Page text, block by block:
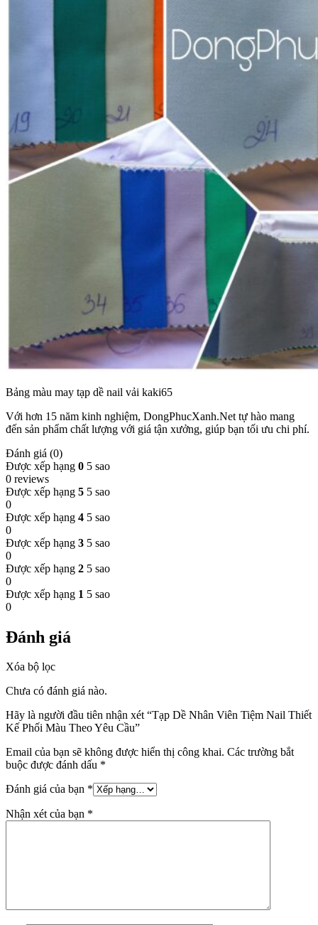
Bảng màu may tạp dề nail vải kaki65
Với hơn 15 năm kinh nghiệm, DongPhucXanh.Net tự hào mang
đến sản phẩm chất lượng với giá tận xưởng, giúp bạn tối ưu chi phí.
Đánh giá (0)
Được xếp hạng 0 5 sao
0 reviews
Được xếp hạng 5 5 sao
0
Được xếp hạng 4 5 sao
0
Được xếp hạng 3 5 sao
0
Được xếp hạng 2 5 sao
0
Được xếp hạng 1 5 sao
0
Đánh giá
Xóa bộ lọc
Chưa có đánh giá nào.
Hãy là người đầu tiên nhận xét “Tạp Dề Nhân Viên Tiệm Nail Thiết
Kế Phối Màu Theo Yêu Cầu”
Email của bạn sẽ không được hiển thị công khai. Các trường bắt
buộc được đánh dấu *
Đánh giá của bạn *
Nhận xét của bạn *